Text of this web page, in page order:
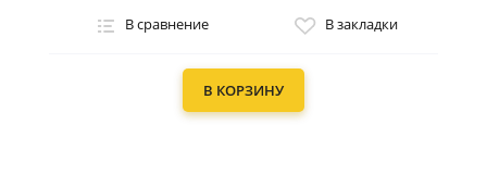
В сравнение В закладки
В КОРЗИНУ